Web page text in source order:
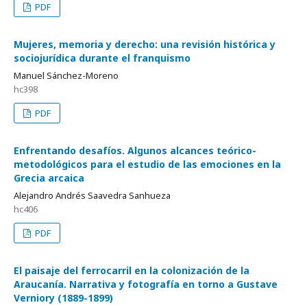
PDF
Mujeres, memoria y derecho: una revisión histórica y
sociojurídica durante el franquismo
Manuel Sánchez-Moreno
hc398
PDF
Enfrentando desafíos. Algunos alcances teórico-
metodológicos para el estudio de las emociones en la
Grecia arcaica
Alejandro Andrés Saavedra Sanhueza
hc406
PDF
El paisaje del ferrocarril en la colonización de la
Araucanía. Narrativa y fotografía en torno a Gustave
Verniory (1889-1899)